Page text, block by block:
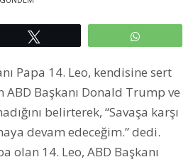
Papa 14. Leo, kendisine sert
Başkanı Donald Trump ve
belirterek, “Savaşa karşı
devam edeceğim.” dedi.
olan 14. Leo, ABD Başkanı